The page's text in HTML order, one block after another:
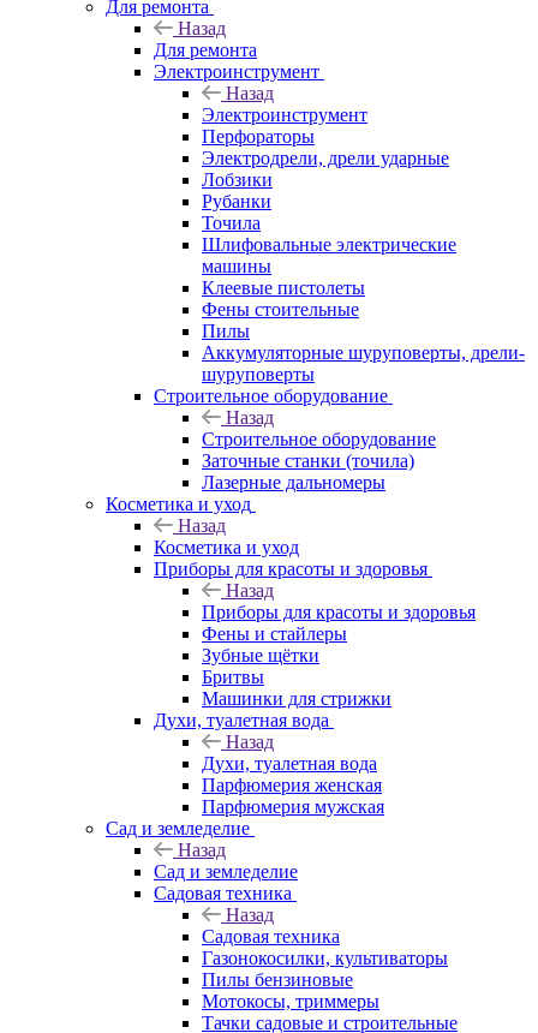
Для ремонта
Назад
Для ремонта
Электроинструмент
Назад
Электроинструмент
Перфораторы
Электродрели, дрели ударные
Лобзики
Рубанки
Точила
Шлифовальные электрические
машины
Клеевые пистолеты
Фены стоительные
Пилы
Аккумуляторные шуруповерты, дрели-
шуруповерты
Строительное оборудование
Назад
Строительное оборудование
Заточные станки (точила)
Лазерные дальномеры
Косметика и уход
Назад
Косметика и уход
Приборы для красоты и здоровья
Назад
Приборы для красоты и здоровья
Фены и стайлеры
Зубные щётки
Бритвы
Машинки для стрижки
Духи, туалетная вода
Назад
Духи, туалетная вода
Парфюмерия женская
Парфюмерия мужская
Сад и земледелие
Назад
Сад и земледелие
Садовая техника
Назад
Садовая техника
Газонокосилки, культиваторы
Пилы бензиновые
Мотокосы, триммеры
Тачки садовые и строительные